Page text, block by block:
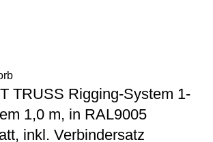
TRUSS Rigging-System 1-
1,0 m, in RAL9005
inkl. Verbindersatz